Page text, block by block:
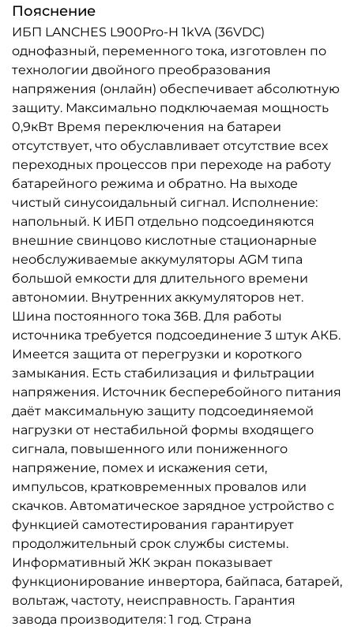
Пояснение
ИБП LANCHES L900Pro-H 1kVA (36VDC)
однофазный, переменного тока, изготовлен по
технологии двойного преобразования
напряжения (онлайн) обеспечивает абсолютную
защиту. Максимально подключаемая мощность
0,9кВт Время переключения на батареи
отсутствует, что обуславливает отсутствие всех
переходных процессов при переходе на работу
батарейного режима и обратно. На выходе
чистый синусоидальный сигнал. Исполнение:
напольный. К ИБП отдельно подсоединяются
внешние свинцово кислотные стационарные
необслуживаемые аккумуляторы AGM типа
большой емкости для длительного времени
автономии. Внутренних аккумуляторов нет.
Шина постоянного тока 36В. Для работы
источника требуется подсоединение 3 штук АКБ.
Имеется защита от перегрузки и короткого
замыкания. Есть стабилизация и фильтрации
напряжения. Источник бесперебойного питания
даёт максимальную защиту подсоединяемой
нагрузки от нестабильной формы входящего
сигнала, повышенного или пониженного
напряжение, помех и искажения сети,
импульсов, кратковременных провалов или
скачков. Автоматическое зарядное устройство с
функцией самотестирования гарантирует
продолжительный срок службы системы.
Информативный ЖК экран показывает
функционирование инвертора, байпаса, батарей,
вольтаж, частоту, неисправность. Гарантия
завода производителя: 1 год. Страна